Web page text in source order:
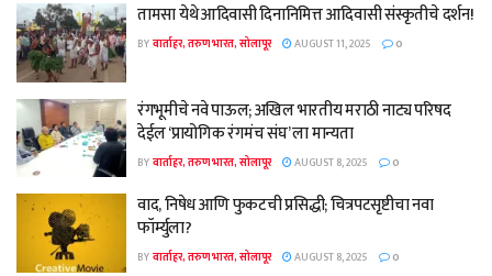
तामसा येथे आदिवासी दिनानिमित्त आदिवासी संस्कृतीचे दर्शन!
BYवार्ताहर, तरुण भारत, सोलापूर AUGUST 11, 2025 0
रंगभूमीचे नवे पाऊल; अखिल भारतीय मराठी नाट्य परिषद
देईल ‘प्रायोगिक रंगमंच संघ’ ला मान्यता
BYवार्ताहर, तरुण भारत, सोलापूर AUGUST 8, 2025 0
वाद, निषेध आणि फुकटची प्रसिद्धी; चित्रपटसृष्टीचा नवा
फॉर्म्युला?
BYवार्ताहर, तरुण भारत, सोलापूर AUGUST 8, 2025 0